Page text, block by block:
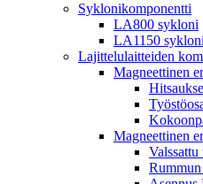
Syklonikomponentti
LA800 sykloni
LA1150 sykloni
Lajittelulaitteiden
Magneettinen
Magneettinen
Valssattu